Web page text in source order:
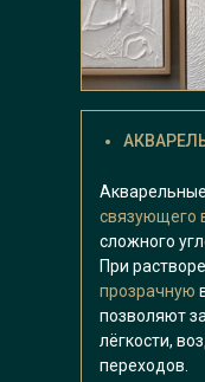
Акварельные
связующего
сложного
При
прозрачную
позволяют
лёгкости,
переходов.